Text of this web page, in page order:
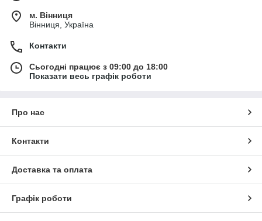
м. Вінниця
Вінниця, Україна
Контакти
Сьогодні працює з 09:00 до 18:00
Показати весь графік роботи
Про нас
Контакти
Доставка та оплата
Графік роботи